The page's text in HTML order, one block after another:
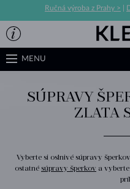
Ručná výroba z Prahy >
MENU
SÚPRAVY
ZLATA
Vyberte si oslnivé súpravy
ostatné súpravy šperkov a